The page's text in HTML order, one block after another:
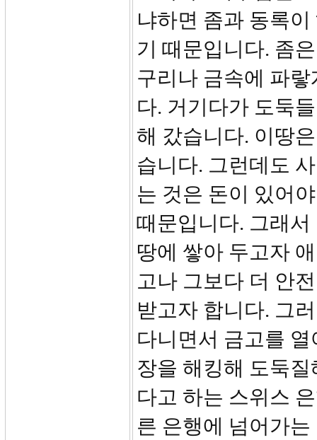
냐하면 좀과 동록
기 때문입니다. 좀
구리나 금속에 파
다. 거기다가 도둑
해 갔습니다. 이땅
습니다. 그런데도
는 것은 돈이 있어
때문입니다. 그래
땅에 쌓아 두고자
고나 그보다 더 안
받고자 합니다. 그
다니면서 금고를
장을 해킹해 도둑
다고 하는 스위스
른 은행에 넘어가